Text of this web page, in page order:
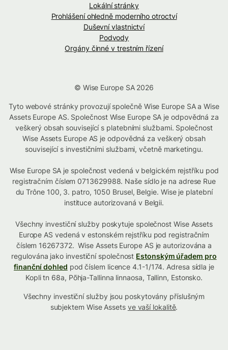
Lokální stránky
Prohlášení ohledně moderního otroctví
Duševní vlastnictví
Podvody
Orgány činné v trestním řízení
© Wise Europe SA 2026
Tyto webové stránky provozují společně Wise Europe SA a Wise
Assets Europe AS. Společnost Wise Europe SA je odpovědná za
veškerý obsah související s platebními službami. Společnost
Wise Assets Europe AS je odpovědná za veškerý obsah
související s investičními službami, včetně marketingu.
Wise Europe SA je společnost vedená v belgickém rejstříku pod
registračním číslem 0713629988. Naše sídlo je na adrese Rue
du Trône 100, 3. patro, 1050 Brusel, Belgie. Wise je platební
instituce autorizovaná v Belgii.
Všechny investiční služby poskytuje společnost Wise Assets
Europe AS vedená v estonském rejstříku pod registračním
číslem 16267372. Wise Assets Europe AS je autorizována a
regulována jako investiční společnost Estonským úřadem pro
finanční dohled pod číslem licence 4.1-1/174. Adresa sídla je
Kopli tn 68a, Põhja-Tallinna linnaosa, Tallinn, Estonsko.
Všechny investiční služby jsou poskytovány příslušným
subjektem Wise Assets ve vaší lokalitě.